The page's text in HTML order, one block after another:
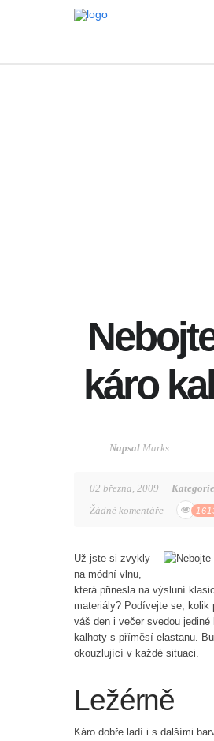
káro
Napsal Marks
02 března, 2009 Kategorie
Žádné komentáře
Už jste si zvykly
na módní vlnu,
která přinesla na výsluní
materiály? Podívejte se, kolik
váš den i večer svedou jediné
kalhoty s příměsí elastanu.
okouzlující v každé situaci.
Ležérně
Káro dobře ladí i s dalšími